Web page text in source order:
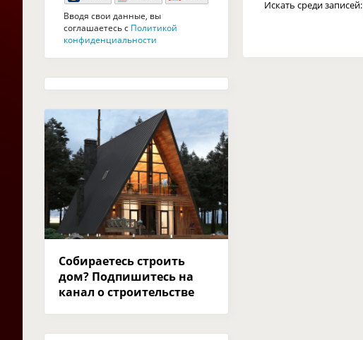
Искать среди записей:
Вводя свои данные, вы
соглашаетесь с Политикой
конфиденциальности
Собираетесь строить
дом? Подпишитесь на
канал о строительстве